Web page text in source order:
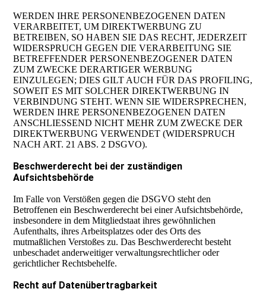
WERDEN IHRE PERSONENBEZOGENEN DATEN
VERARBEITET, UM DIREKTWERBUNG ZU
BETREIBEN, SO HABEN SIE DAS RECHT, JEDERZEIT
WIDERSPRUCH GEGEN DIE VERARBEITUNG SIE
BETREFFENDER PERSONENBEZOGENER DATEN
ZUM ZWECKE DERARTIGER WERBUNG
EINZULEGEN; DIES GILT AUCH FÜR DAS PROFILING,
SOWEIT ES MIT SOLCHER DIREKTWERBUNG IN
VERBINDUNG STEHT. WENN SIE WIDERSPRECHEN,
WERDEN IHRE PERSONENBEZOGENEN DATEN
ANSCHLIESSEND NICHT MEHR ZUM ZWECKE DER
DIREKTWERBUNG VERWENDET (WIDERSPRUCH
NACH ART. 21 ABS. 2 DSGVO).
Beschwerderecht bei der zuständigen
Aufsichtsbehörde
Im Falle von Verstößen gegen die DSGVO steht den
Betroffenen ein Beschwerderecht bei einer Aufsichtsbehörde,
insbesondere in dem Mitgliedstaat ihres gewöhnlichen
Aufenthalts, ihres Arbeitsplatzes oder des Orts des
mutmaßlichen Verstoßes zu. Das Beschwerderecht besteht
unbeschadet anderweitiger verwaltungsrechtlicher oder
gerichtlicher Rechtsbehelfe.
Recht auf Datenübertragbarkeit